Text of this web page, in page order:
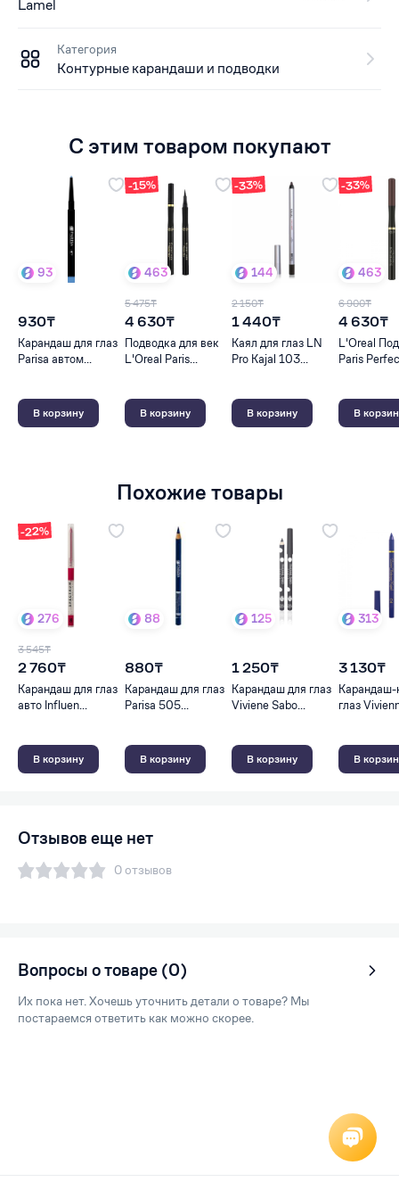
Lamel
Категория
Контурные карандаши и подводки
С этим товаром покупают
93
930₸
Карандаш для глаз
Parisa автом...
В корзину
-15%
463
5 475₸
4 630₸
Подводка для век
L'Oreal Paris...
В корзину
-33%
144
2 150₸
1 440₸
Каял для глаз LN
Pro Kajal 103...
В корзину
-33%
463
6 900₸
4 630₸
L'Oreal
Paris
В
Похожие товары
-22%
276
3 545₸
2 760₸
Карандаш для глаз
авто Influen...
В корзину
88
880₸
Карандаш для глаз
Parisa 505...
В корзину
125
1 250₸
Карандаш для глаз
Viviene Sabo...
В корзину
313
3 130₸
Карандаш-
глаз
В
Отзывов еще нет
0 отзывов
Вопросы о товаре (0)
Их пока нет. Хочешь уточнить детали о товаре? Мы
постараемся ответить как можно скорее.